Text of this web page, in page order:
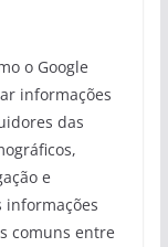
o Google
informações
das
e
informações
comuns entre